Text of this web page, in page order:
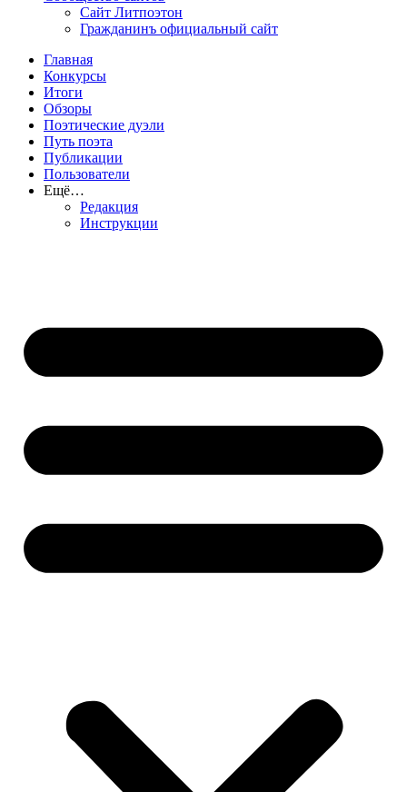
Сайт Литпоэтон
Гражданинъ официальный сайт
Главная
Конкурсы
Итоги
Обзоры
Поэтические дуэли
Путь поэта
Публикации
Пользователи
Ещё…
Редакция
Инструкции